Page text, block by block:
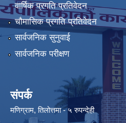
वार्षिक प्रगति प्रतिवेदन
चौमासिक प्रगति प्रतिवेदन
सार्वजनिक सुनुवाई
सार्वजनिक परीक्षण
संपर्क
मणिग्राम, तिलोत्तमा - ५ रुपन्देही